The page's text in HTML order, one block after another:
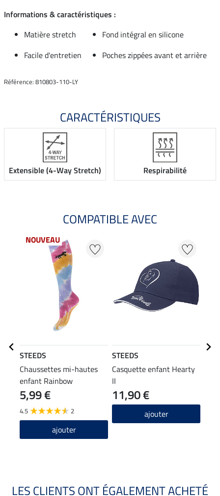
Informations & caractéristiques :
Matière stretch
Fond intégral en silicone
Facile d'entretien
Poches zippées avant et arrière
Référence: 810803-110-LY
CARACTÉRISTIQUES
Extensible (4-Way Stretch) Respirabilité
COMPATIBLE AVEC
NOUVEAU
STEEDS
Chaussettes mi-hautes
enfant Rainbow
5,99 €
4.5 2
ajouter
STEEDS
Casquette enfant Hearty
II
11,90 €
ajouter
LES CLIENTS ONT ÉGALEMENT ACHETÉ